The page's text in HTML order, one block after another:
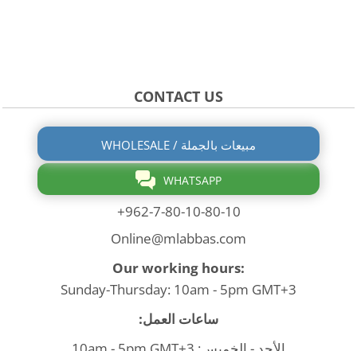
CONTACT US
WHOLESALE / مبيعات بالجملة
WHATSAPP
+962-7-80-10-80-10
Online@mlabbas.com
Our working hours:
Sunday-Thursday: 10am - 5pm GMT+3
ساعات العمل: